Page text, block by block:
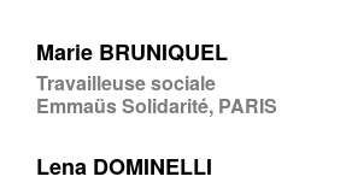
Marie BRUNIQUEL
Travailleuse sociale
Emmaüs Solidarité, PARIS
Lena DOMINELLI